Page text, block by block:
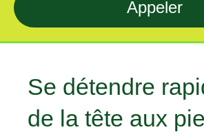
Appeler
Se détendre
de la tête aux